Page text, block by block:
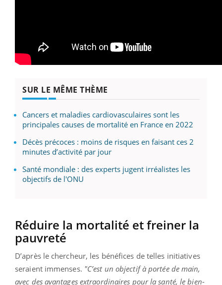
SUR LE MÊME THÈME
Cancers et maladies cardiovasculaires sont les
principales causes de mortalité en France en 2022
Décès précoces : moins de risques en faisant ces 2
minutes d’activité par jour
Santé mondiale : des experts jugent irréalistes les
objectifs de l'ONU
Réduire la mortalité et freiner la
pauvreté
D’après le chercheur, les bénéfices de telles initiatives
seraient immenses. "C’est un objectif à portée de main,
avec des avantages extraordinaires pour la santé, le bien-